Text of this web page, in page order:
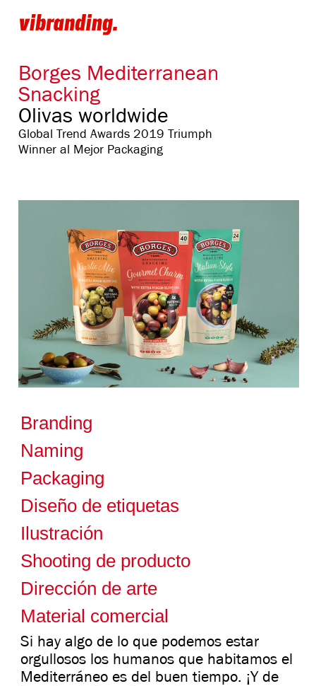
Borges Mediterranean
Snacking
Olivas worldwide
Global Trend Awards 2019 Triumph
Winner al Mejor Packaging
Branding
Naming
Packaging
Diseño de etiquetas
Ilustración
Shooting de producto
Dirección de arte
Material comercial
Si hay algo de lo que podemos estar
orgullosos los humanos que habitamos el
Mediterráneo es del buen tiempo. ¡Y de